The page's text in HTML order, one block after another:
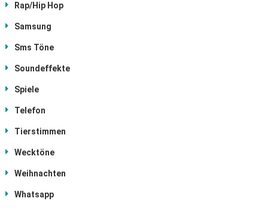
Rap/Hip Hop
Samsung
Sms Töne
Soundeffekte
Spiele
Telefon
Tierstimmen
Wecktöne
Weihnachten
Whatsapp